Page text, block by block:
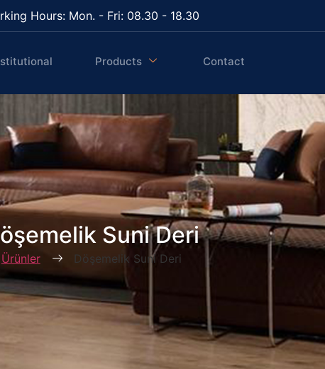
Hours: Mon. - Fri: 08.30 - 18.30
Products Contact
Suni Deri
Ürünler Döşemelik Suni Deri